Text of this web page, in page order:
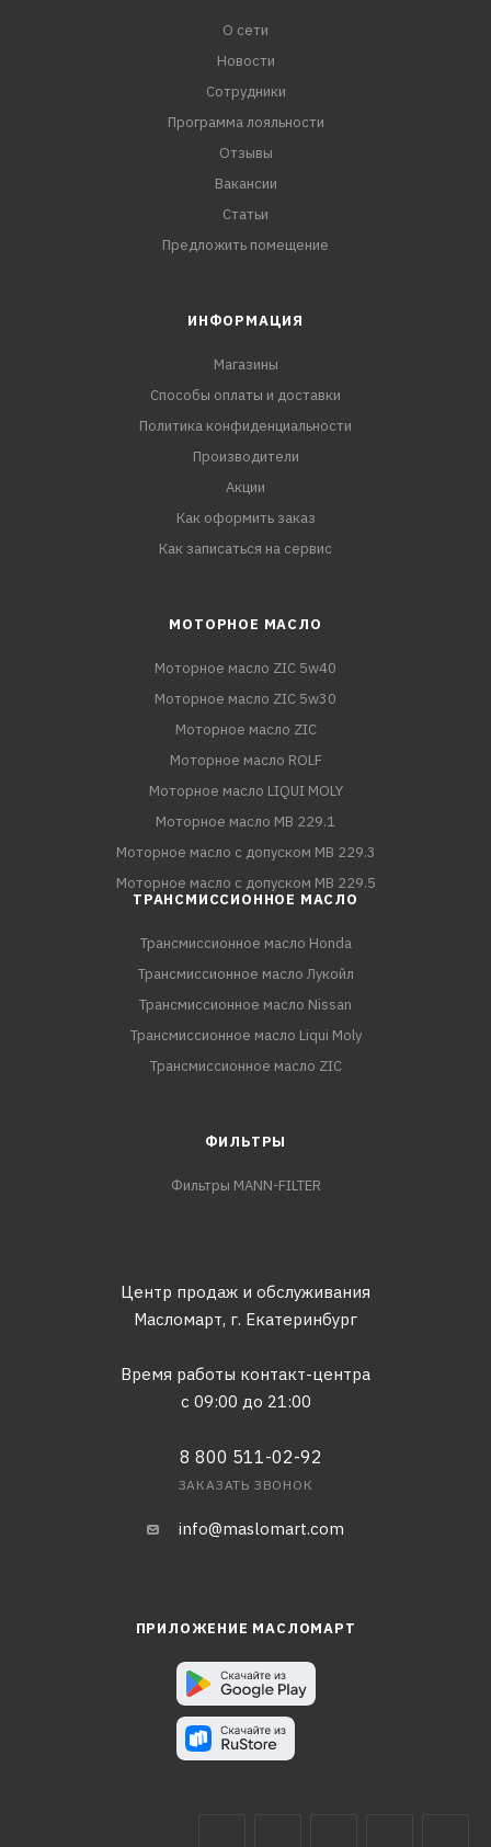
О сети
Новости
Сотрудники
Программа лояльности
Отзывы
Вакансии
Статьи
Предложить помещение
ИНФОРМАЦИЯ
Магазины
Способы оплаты и доставки
Политика конфиденциальности
Производители
Акции
Как оформить заказ
Как записаться на сервис
МОТОРНОЕ МАСЛО
Моторное масло ZIC 5w40
Моторное масло ZIC 5w30
Моторное масло ZIC
Моторное масло ROLF
Моторное масло LIQUI MOLY
Моторное масло MB 229.1
Моторное масло с допуском MB 229.3
Моторное масло с допуском MB 229.5
ТРАНСМИССИОННОЕ МАСЛО
Трансмиссионное масло Honda
Трансмиссионное масло Лукойл
Трансмиссионное масло Nissan
Трансмиссионное масло Liqui Moly
Трансмиссионное масло ZIC
ФИЛЬТРЫ
Фильтры MANN-FILTER
Центр продаж и обслуживания
Масломарт, г. Екатеринбург
Время работы контакт-центра
с 09:00 до 21:00
8 800 511-02-92
ЗАКАЗАТЬ ЗВОНОК
info@maslomart.com
ПРИЛОЖЕНИЕ МАСЛОМАРТ